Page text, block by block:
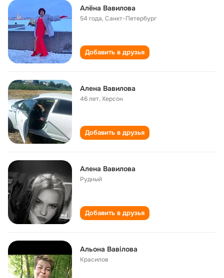
Алёна Вавилова
54 года,Санкт-Петербург
Добавить в друзья
Алена Вавилова
46 лет,Херсон
Добавить в друзья
Алена Вавилова
Рудный
Добавить в друзья
Альона Вавілова
Красилов